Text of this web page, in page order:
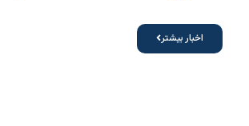
اخبار بیشتر